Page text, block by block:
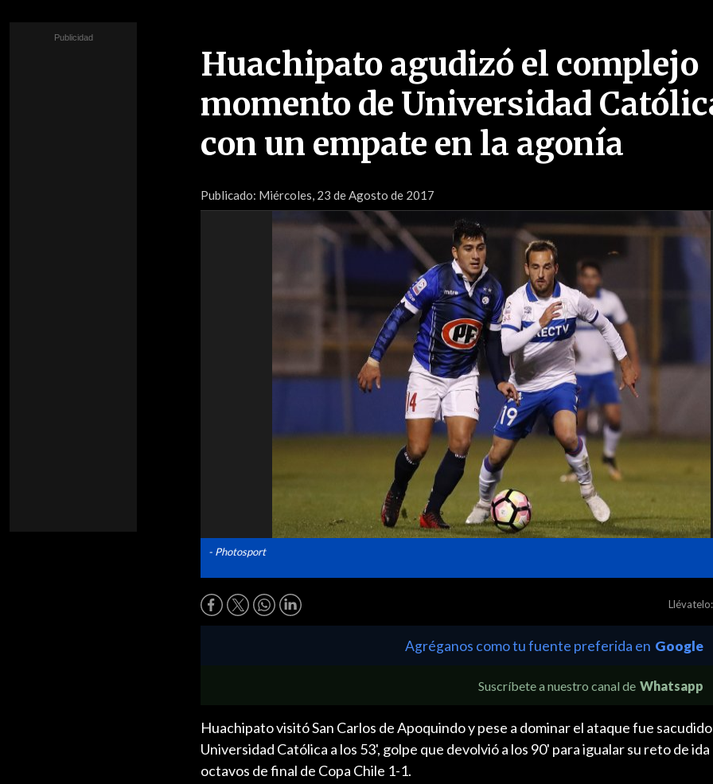
Huachipato agudizó el complejo
momento de Universidad
con un empate en la agonía
Publicado: Miércoles, 23 de Agosto de 2017
- Photosport
Llévatelo:
Agréganos como tu fuente preferida en Google
Suscríbete a nuestro canal de Whatsapp
Huachipato visitó San Carlos de Apoquindo y pese a dominar el ataque fue
Universidad Católica a los 53', golpe que devolvió a los 90' para igualar su reto de ida
octavos de final de Copa Chile 1-1.